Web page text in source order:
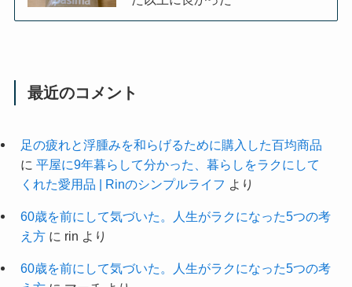
最近のコメント
足の疲れと浮腫みを和らげるために購入した百均商品
に 平屋に9年暮らして分かった、暮らしをラクにして
くれた愛用品 | Rinのシンプルライフ より
60歳を前にして気づいた。人生がラクになった5つの考
え方に rin より
60歳を前にして気づいた。人生がラクになった5つの考